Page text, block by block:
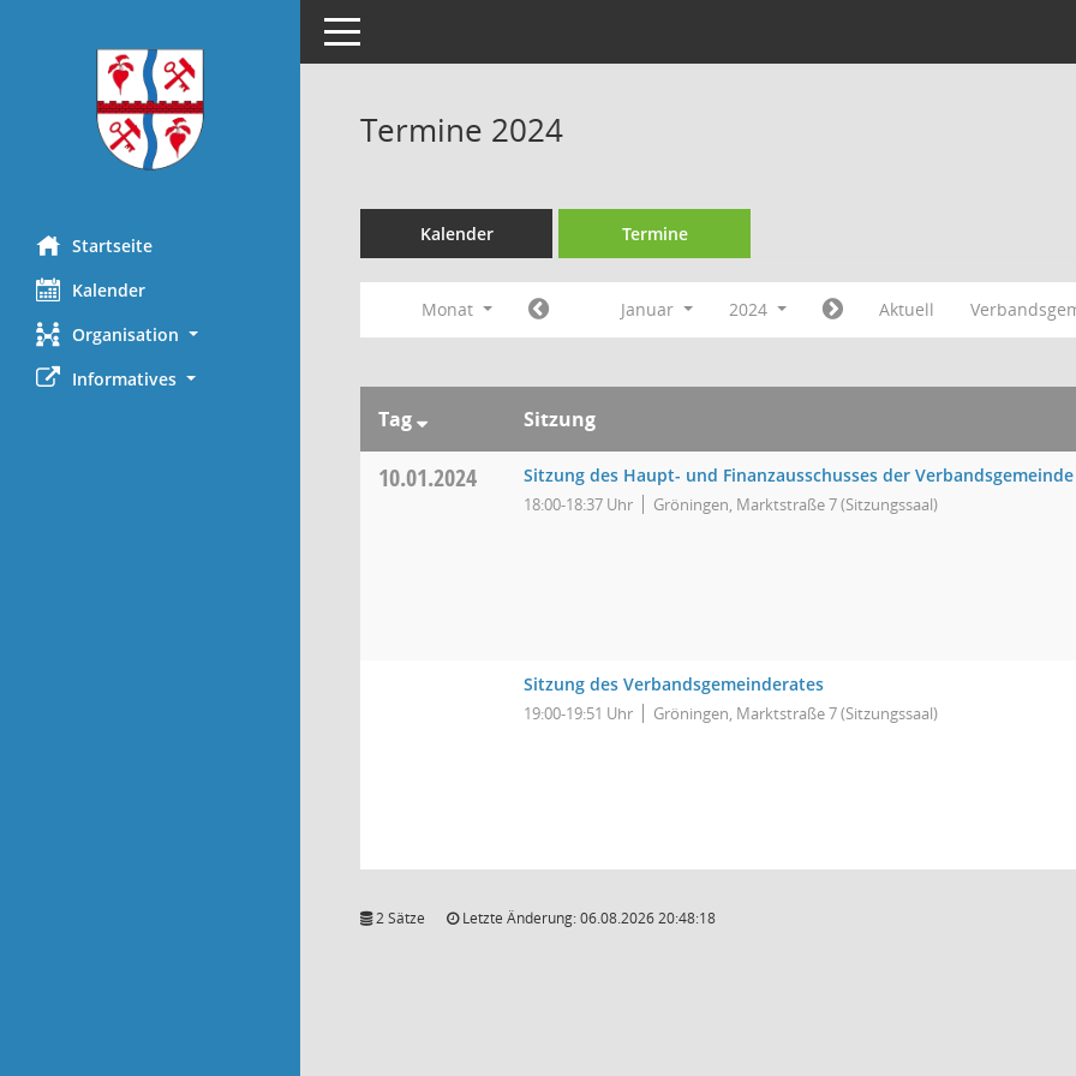
Startseite
Kalender
Organisation
Informatives
Toggle navigation
Termine 2024
Kalender Termine
Monat Januar 2024 Aktuell
Tag Sitzung
10.01.2024 Sitzung des Haupt- und Finanzausschusses der
18:00-18:37 Uhr Gröningen, Marktstraße 7 (Sitzungssaal)
Sitzung des Verbandsgemeinderates
19:00-19:51 Uhr Gröningen, Marktstraße 7 (Sitzungssaal)
2 Sätze Letzte Änderung: 06.08.2026 20:48:18